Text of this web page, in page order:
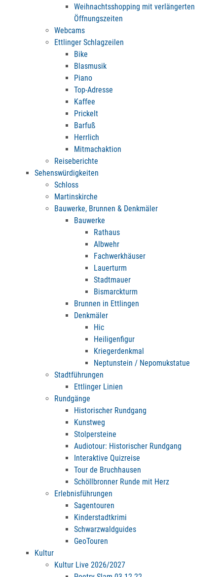
Weihnachtsshopping mit verlängerten
Öffnungszeiten
Webcams
Ettlinger Schlagzeilen
Bike
Blasmusik
Piano
Top-Adresse
Kaffee
Prickelt
Barfuß
Herrlich
Mitmachaktion
Reiseberichte
Sehenswürdigkeiten
Schloss
Martinskirche
Bauwerke, Brunnen & Denkmäler
Bauwerke
Rathaus
Albwehr
Fachwerkhäuser
Lauerturm
Stadtmauer
Bismarckturm
Brunnen in Ettlingen
Denkmäler
Hic
Heiligenfigur
Kriegerdenkmal
Neptunstein / Nepomukstatue
Stadtführungen
Ettlinger Linien
Rundgänge
Historischer Rundgang
Kunstweg
Stolpersteine
Audiotour: Historischer Rundgang
Interaktive Quizreise
Tour de Bruchhausen
Schöllbronner Runde mit Herz
Erlebnisführungen
Sagentouren
Kinderstadtkrimi
Schwarzwaldguides
GeoTouren
Kultur
Kultur Live 2026/2027